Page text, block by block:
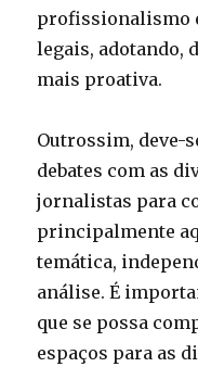
profissionalismo
legais, adotando,
mais proativa.
Outrossim, deve-
debates com as
jornalistas para
principalmente
temática,
análise. É
que se possa
espaços para as